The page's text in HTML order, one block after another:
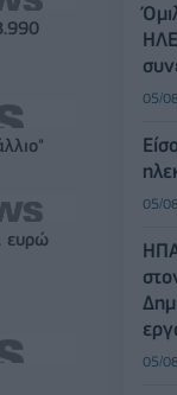
ευρώ
05/
05/
05/